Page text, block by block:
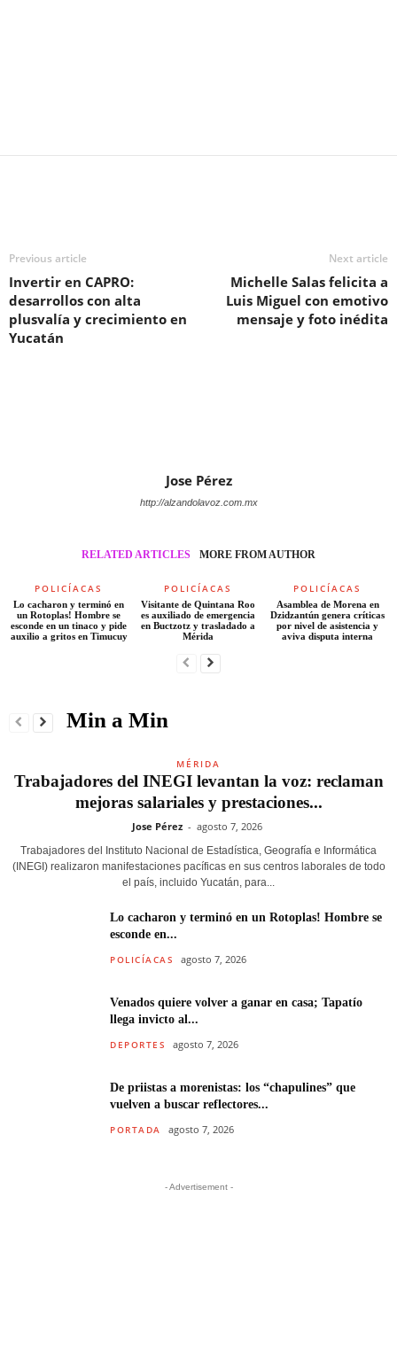
Previous article
Invertir en CAPRO:
desarrollos con alta
plusvalía y crecimiento en
Yucatán
Next article
Michelle Salas felicita a
Luis Miguel con emotivo
mensaje y foto inédita
Jose Pérez
http://alzandolavoz.com.mx
RELATED ARTICLES MORE FROM AUTHOR
POLICÍACAS
Lo cacharon y terminó en
un Rotoplas! Hombre se
esconde en un tinaco y pide
auxilio a gritos en Timucuy
POLICÍACAS
Visitante de Quintana Roo
es auxiliado de emergencia
en Buctzotz y trasladado a
Mérida
POLICÍACAS
Asamblea de Morena en
Dzidzantún genera críticas
por nivel de asistencia y
aviva disputa interna
Min a Min
MÉRIDA
Trabajadores del INEGI levantan la voz: reclaman
mejoras salariales y prestaciones...
Jose Pérez - agosto 7, 2026
Trabajadores del Instituto Nacional de Estadística, Geografía e Informática
(INEGI) realizaron manifestaciones pacíficas en sus centros laborales de todo
el país, incluido Yucatán, para...
Lo cacharon y terminó en un Rotoplas! Hombre se
esconde en...
POLICÍACAS agosto 7, 2026
Venados quiere volver a ganar en casa; Tapatío
llega invicto al...
DEPORTES agosto 7, 2026
De priistas a morenistas: los “chapulines” que
vuelven a buscar reflectores...
PORTADA agosto 7, 2026
- Advertisement -